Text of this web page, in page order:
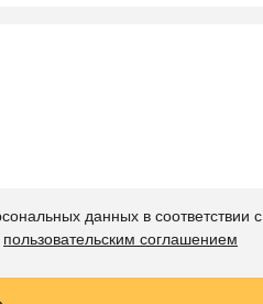
данных в соответствии с
пользовательским соглашением